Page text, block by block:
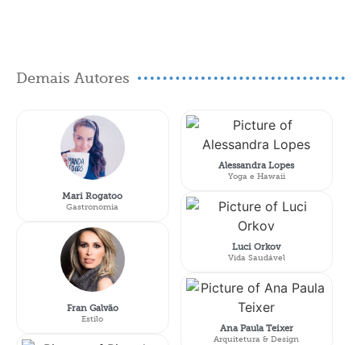
Demais Autores
Mari Rogatoo
Gastronomia
Fran Galvão
Estilo
Alessandra Lopes
Yoga e Hawaii
Luci Orkov
Vida Saudável
Ana Paula Teixer
Arquitetura & Design